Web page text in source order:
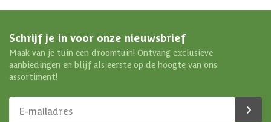
Schrijf je in voor onze nieuwsbrief
Maak van je tuin een droomtuin! Ontvang exclusieve
aanbiedingen en blijf als eerste op de hoogte van ons
assortiment!